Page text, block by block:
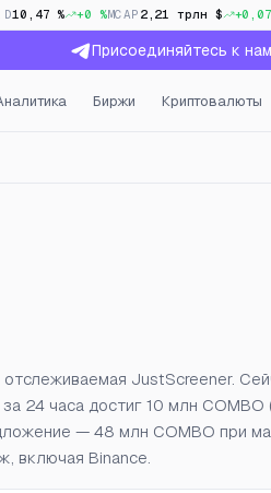
10,47 % +0 %MCAP 2,21 трлн $
Присоединяйтесь к
Биржи Криптовалюты
JustScreener.
24 часа достиг 10 млн
— 48 млн COMBO при
включая Binance.